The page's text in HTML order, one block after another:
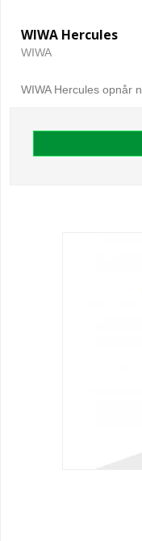
WIWA Hercules
WIWA
WIWA Hercules opnår